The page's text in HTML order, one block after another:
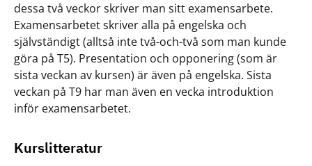
dessa två veckor skriver man sitt examensarbete.
Examensarbetet skriver alla på engelska och
självständigt (alltså inte två-och-två som man kunde
göra på T5). Presentation och opponering (som är
sista veckan av kursen) är även på engelska. Sista
veckan på T9 har man även en vecka introduktion
inför examensarbetet.
Kurslitteratur